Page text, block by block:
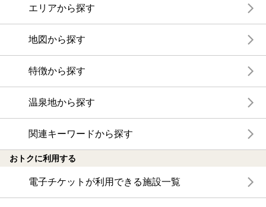
エリアから探す
地図から探す
特徴から探す
温泉地から探す
関連キーワードから探す
おトクに利用する
電子チケットが利用できる施設一覧